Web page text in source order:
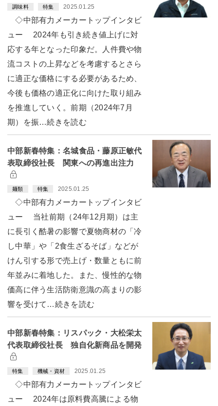
調味料 特集 2025.01.25
◇中部有力メーカートップインタビ
ュー 2024年も引き続き値上げに対
応する年となった印象だ。人件費や物
流コストの上昇などを考慮するとさら
に適正な価格にする必要があるため、
今後も価格の適正化に向けた取り組み
を推進していく。前期（2024年7月
期）を振…続きを読む
中部新春特集：名城食品・藤原正敏代
表取締役社長 関東への再進出注力
麺類 特集 2025.01.25
◇中部有力メーカートップインタビ
ュー 当社前期（24年12月期）は主
に長引く酷暑の影響で夏物商材の「冷
し中華」や「2食生ざるそば」などが
けん引する形で売上げ・数量ともに前
年並みに着地した。また、慢性的な物
価高に伴う生活防衛意識の高まりの影
響を受けて…続きを読む
中部新春特集：リスパック・大松栄太
代表取締役社長 独自化新商品を開発
特集 機械・資材 2025.01.25
◇中部有力メーカートップインタビ
ュー 2024年は原料費高騰による物